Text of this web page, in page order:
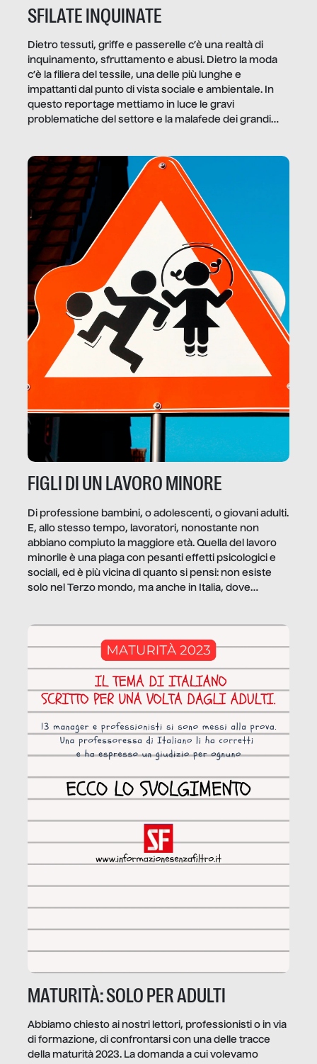
SFILATE INQUINATE
Dietro tessuti, griffe e passerelle c’è una realtà di
inquinamento, sfruttamento e abusi. Dietro la moda
c’è la filiera del tessile, una delle più lunghe e
impattanti dal punto di vista sociale e ambientale. In
questo reportage mettiamo in luce le gravi
problematiche del settore e la malafede dei grandi
FIGLI DI UN LAVORO MINORE
Di professione bambini, o adolescenti, o giovani adulti.
E, allo stesso tempo, lavoratori, nonostante non
abbiano compiuto la maggiore età. Quella del lavoro
minorile è una piaga con pesanti effetti psicologici e
sociali, ed è più vicina di quanto si pensi: non esiste
solo nel Terzo mondo, ma anche in Italia, dove
MATURITÀ: SOLO PER ADULTI
Abbiamo chiesto ai nostri lettori, professionisti o in via
di formazione, di confrontarsi con una delle tracce
della maturità 2023. La domanda a cui volevamo